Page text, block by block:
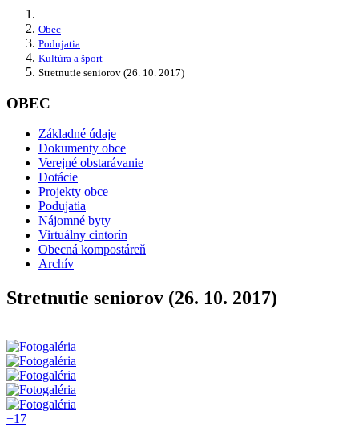
Obec
Podujatia
Kultúra a šport
Stretnutie seniorov (26. 10. 2017)
OBEC
Základné údaje
Dokumenty obce
Verejné obstarávanie
Dotácie
Projekty obce
Podujatia
Nájomné byty
Virtuálny cintorín
Obecná kompostáreň
Archív
Stretnutie seniorov (26. 10. 2017)
+17